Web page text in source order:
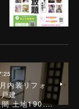
内装リフォ
建
間 土地190.…